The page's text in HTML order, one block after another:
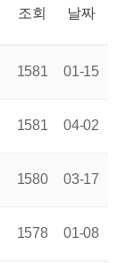
조회 날짜
1581 01-15
1581 04-02
1580 03-17
1578 01-08